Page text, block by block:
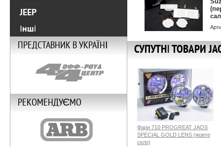
СУПУТНІ ТОВАРИ
Фари 710 PROGREAT JAOS
SPECIAL GOLD LENS (жовте
скло)
JEEP
Інші
ПРЕДСТАВНИК В УКРАЇНІ
РЕКОМЕНДУЄМО